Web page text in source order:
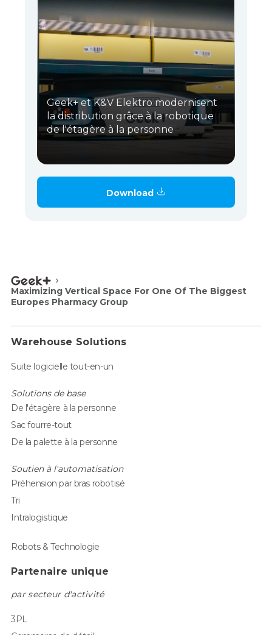
Geek+ et K&V Elektro modernisent
la distribution grâce à la robotique
de l'étagère à la personne
Download
Maximizing Vertical Space For One Of The Biggest
Europes Pharmacy Group
Warehouse Solutions
Suite logicielle tout-en-un
Solutions de base
De l'étagère à la personne
Sac fourre-tout
De la palette à la personne
Soutien à l'automatisation
Préhension par bras robotisé
Tri
Intralogistique
Robots & Technologie
Partenaire unique
par secteur d'activité
3PL